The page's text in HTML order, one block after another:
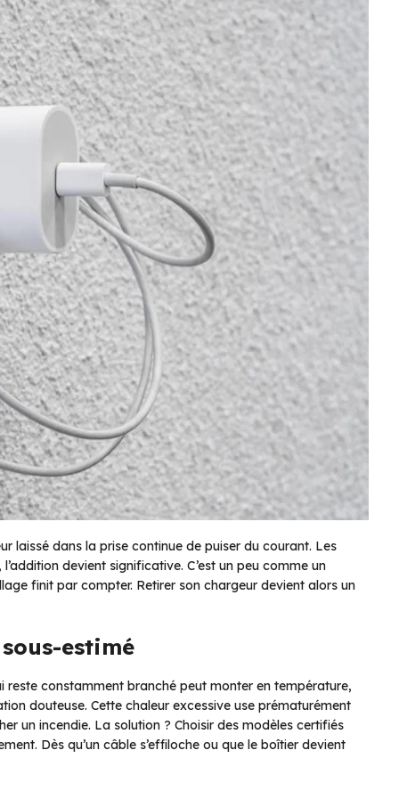
laissé dans la prise continue de puiser du courant. Les
devient significative. C’est un peu comme un
finit par compter. Retirer son chargeur devient alors un
estimé
reste constamment branché peut monter en température,
douteuse. Cette chaleur excessive use prématurément
un incendie. La solution ? Choisir des modèles certifiés
Dès qu’un câble s’effiloche ou que le boîtier devient